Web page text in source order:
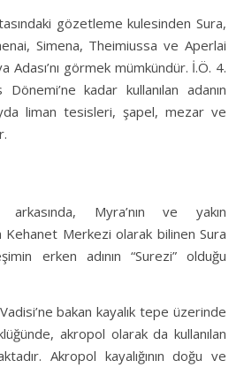
gözetleme kulesinden Sura,
Simena, Theimiussa ve Aperlai
görmek mümkündür. İ.Ö. 4.
kadar kullanılan adanın
liman tesisleri, şapel, mezar ve
arkasında, Myra’nın ve yakın
Merkezi olarak bilinen Sura
erken adının “Surezi” olduğu
bakan kayalık tepe üzerinde
akropol olarak da kullanılan
Akropol kayalığının doğu ve